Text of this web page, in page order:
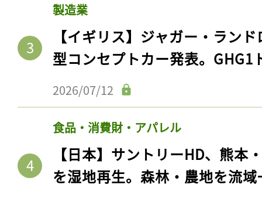
製造業
【イギリス】ジャガー・ラン
型コンセプトカー発表。GHG1
2026/07/12
食品・消費財・アパレル
【日本】サントリーHD、熊本
を湿地再生。森林・農地を流